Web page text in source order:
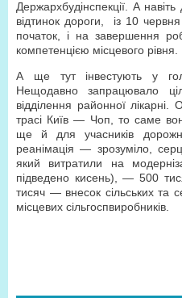
Держархбудінспекції. А
відтинок дороги, із 10
початок, і на завершення
компетенцією місцевого рівня.
А ще тут інвестують у
Нещодавно запрацювало
відділення районної
трасі Київ — Чоп, то саме
ще й для учасників
реанімація — зрозуміло,
який витратили на
підведено кисень), — 500
тисяч — внесок сільських та
місцевих